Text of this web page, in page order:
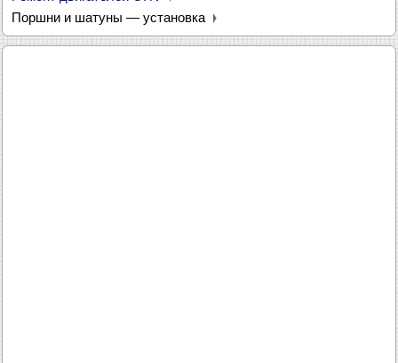
Поршни и шатуны — установка